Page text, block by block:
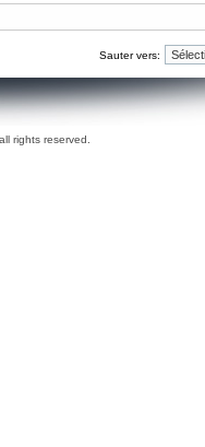
Sauter vers:
rights reserved.